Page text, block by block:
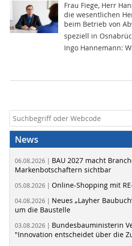
Frau Fiege, Herr
die wesentlichen
beim Betrieb von
speziell in
Ingo Hannemann:
News
06.08.2026 | BAU 2027 macht
Markenbotschaftern sichtbar
05.08.2026 | Online-Shopping mit
04.08.2026 | Neues „Layher
um die Baustelle
03.08.2026 | Bundesbauministerin
"Innovation entscheidet über die